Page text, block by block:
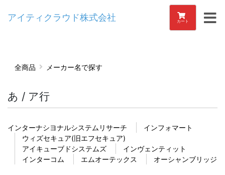
アイティクラウド株式会社 カート
全商品 メーカー名で探す
あ / ア行
インターナシヨナルシステムリサーチ
インフォマート
ウィズセキュア(旧エフセキュア)
アイキューブドシステムズ
インヴェンティット
インターコム
エムオーテックス オーシャンブリッジ